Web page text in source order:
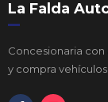
La Falda
Concesionaria
y compra